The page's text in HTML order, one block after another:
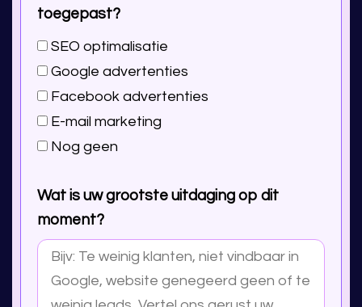
toegepast?
SEO optimalisatie
Google advertenties
Facebook advertenties
E-mail marketing
Nog geen
Wat is uw grootste uitdaging op dit
moment?